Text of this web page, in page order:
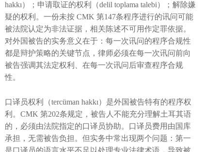
hakkı）；申请取证的权利（delil toplama talebi）；解除嫌
疑的权利。一份未按 CMK 第147条程序进行的讯问可能
被法院认定为非法证据，相关陈述不可用作定罪依据。
对外国被告的实务意义在于：每一次讯问的程序合规性
都是辩护策略的关键节点，律师必须在每一次讯问前向
被告强调其法定权利、在每一次讯问后审查程序合规
性。
口译员权利（tercüman hakkı）是外国被告特有的程序权
利。CMK 第202条规定，被告人不能充分理解土耳其语
的，必须由法院指定的口译员协助。口译员费用由国库
承担，无需被告负担。但实务中常出现两个问题：第一